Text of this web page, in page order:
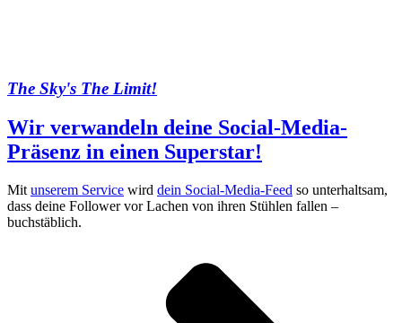
The Sky's The Limit!
Wir verwandeln deine Social-Media-
Präsenz in einen Superstar!
Mit unserem Service wird dein Social-Media-Feed so unterhaltsam,
dass deine Follower vor Lachen von ihren Stühlen fallen –
buchstäblich.